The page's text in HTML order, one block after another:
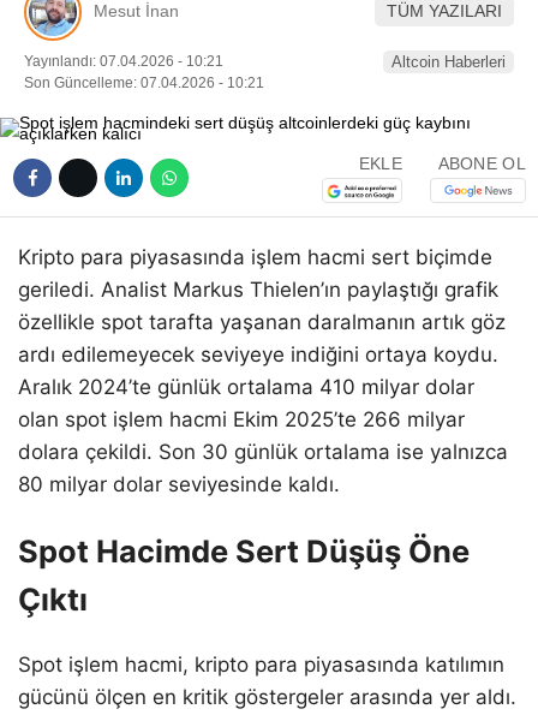
Mesut İnan TÜM YAZILARI
Yayınlandı: 07.04.2026 - 10:21
Son Güncelleme: 07.04.2026 - 10:21
Altcoin Haberleri
EKLE ABONE OL
Kripto para piyasasında işlem hacmi sert biçimde
geriledi. Analist Markus Thielen’ın paylaştığı grafik
özellikle spot tarafta yaşanan daralmanın artık göz
ardı edilemeyecek seviyeye indiğini ortaya koydu.
Aralık 2024’te günlük ortalama 410 milyar dolar
olan spot işlem hacmi Ekim 2025’te 266 milyar
dolara çekildi. Son 30 günlük ortalama ise yalnızca
80 milyar dolar seviyesinde kaldı.
Spot Hacimde Sert Düşüş Öne
Çıktı
Spot işlem hacmi, kripto para piyasasında katılımın
gücünü ölçen en kritik göstergeler arasında yer aldı.